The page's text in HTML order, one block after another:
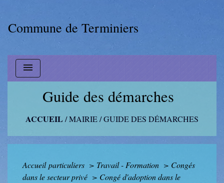
Commune de Terminiers
menu
Guide des démarches
ACCUEIL/MAIRIE/GUIDE DES DÉMARCHES
Accueil particuliers > Travail - Formation > Congés
dans le secteur privé > Congé d'adoption dans le